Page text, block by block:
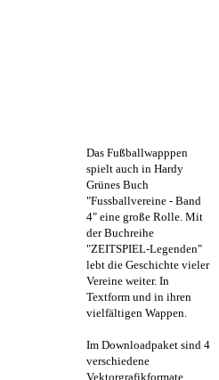
Das Fußballwapppen
spielt auch in Hardy
Grünes Buch
"Fussballvereine - Band
4" eine große Rolle. Mit
der Buchreihe
"ZEITSPIEL-Legenden"
lebt die Geschichte vieler
Vereine weiter. In
Textform und in ihren
vielfältigen Wappen.
Im Downloadpaket sind 4
verschiedene
Vektorgrafikformate